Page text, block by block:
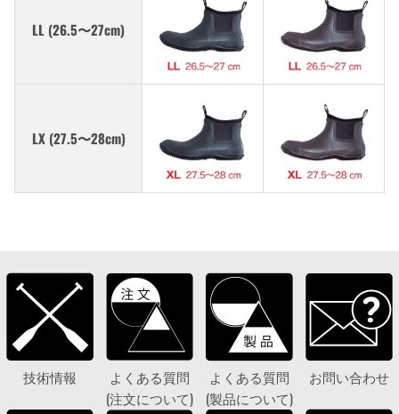
LL (26.5〜27cm)
LX (27.5〜28cm)
技術情報
よくある質問
(注文について)
よくある質問
(製品について)
お問い合わせ